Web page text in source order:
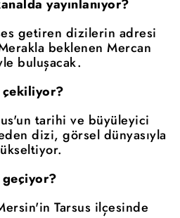
yayınlanıyor?
getiren dizilerin adresi
beklenen Mercan
buluşacak.
çekiliyor?
tarihi ve büyüleyici
dizi, görsel dünyasıyla
Tarsus ilçesinde